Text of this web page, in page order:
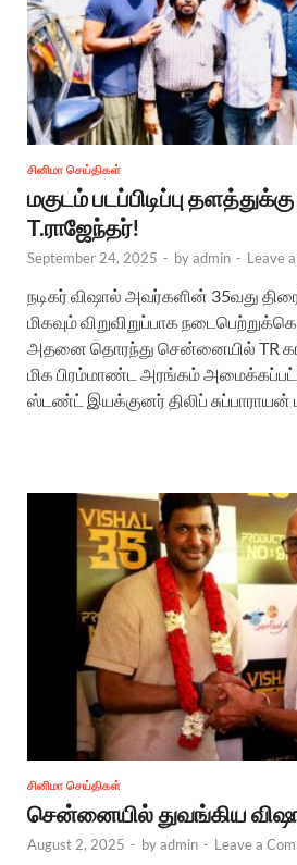
சினிமா செய்திகள்
மகுடம் படப்பிடிப்பு
T.ராஜேந்தர்!
September 24, 2025 - byadmin - Leave
நடிகர் விஷால் அவர்களின் 35வது
மிகவும் விறுவிறுப்பாக
அதனை தொரந்து சென்னையில் TR
மிக பிரம்மாண்ட அரங்கம்
ஸ்டண்ட் இயக்குனர் திலிப் சுப்பாராயன்
சினிமா செய்திகள்
சென்னையில் துவங்கிய விஷால்
August 2, 2025 - byadmin - Leave a